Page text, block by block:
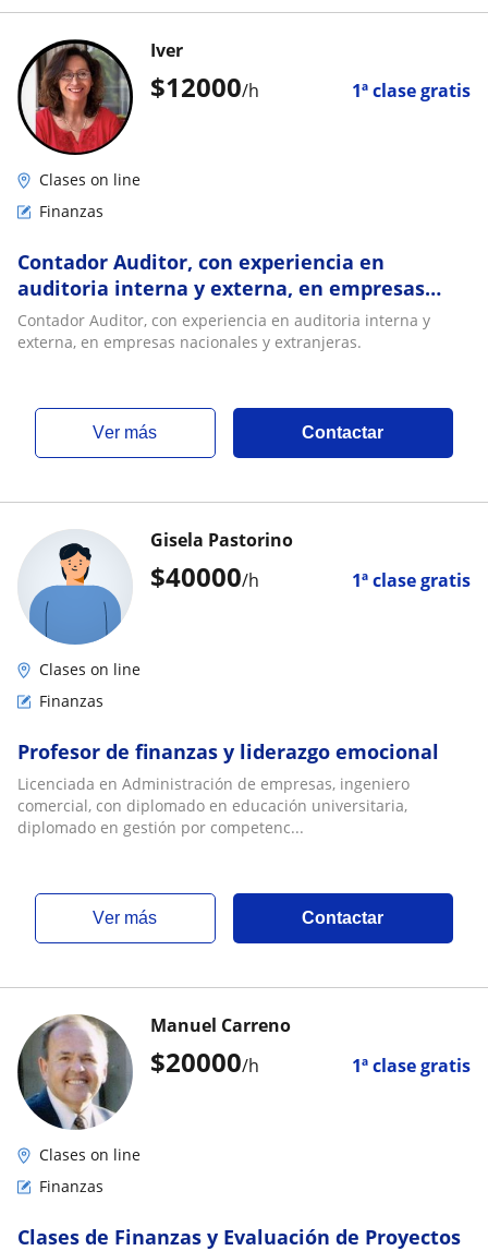
$12000/h 1ª clase gratis
Iver
Clases on line
Finanzas
Contador Auditor, con experiencia en
auditoria interna y externa, en empresas
nacionales y extranjeras
Contador Auditor, con experiencia en auditoria interna y
externa, en empresas nacionales y extranjeras.
ver más Contactar
$40000/h 1ª clase gratis
Gisela Pastorino
Clases on line
Finanzas
Profesor de finanzas y liderazgo emocional
Licenciada en Administración de empresas, ingeniero
comercial, con diplomado en educación universitaria,
diplomado en gestión por competenc...
ver más Contactar
$20000/h 1ª clase gratis
Manuel Carreno
Clases on line
Finanzas
Clases de Finanzas y Evaluación de Proyectos